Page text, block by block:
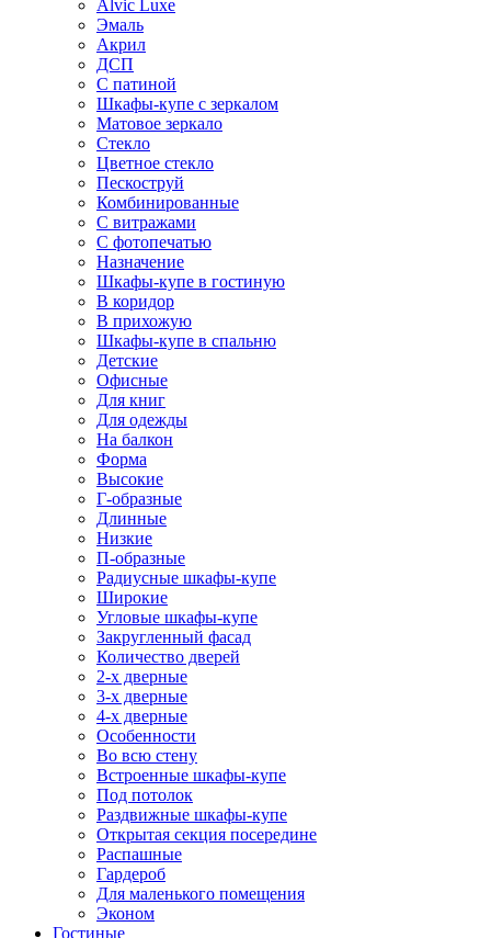
Alvic Luxe
Эмаль
Акрил
ДСП
С патиной
Шкафы-купе с зеркалом
Матовое зеркало
Стекло
Цветное стекло
Пескоструй
Комбинированные
С витражами
С фотопечатью
Назначение
Шкафы-купе в гостиную
В коридор
В прихожую
Шкафы-купе в спальню
Детские
Офисные
Для книг
Для одежды
На балкон
Форма
Высокие
Г-образные
Длинные
Низкие
П-образные
Радиусные шкафы-купе
Широкие
Угловые шкафы-купе
Закругленный фасад
Количество дверей
2-х дверные
3-х дверные
4-х дверные
Особенности
Во всю стену
Встроенные шкафы-купе
Под потолок
Раздвижные шкафы-купе
Открытая секция посередине
Распашные
Гардероб
Для маленького помещения
Эконом
Гостиные